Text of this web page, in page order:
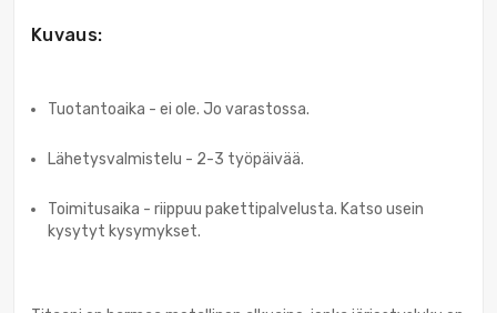
Kuvaus:
Tuotantoaika - ei ole. Jo varastossa.
Lähetysvalmistelu - 2-3 työpäivää.
Toimitusaika - riippuu pakettipalvelusta. Katso usein
kysytyt kysymykset.